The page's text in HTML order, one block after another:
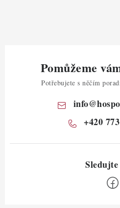
Pomůžeme
Potřebujete s něčím
info@
+420